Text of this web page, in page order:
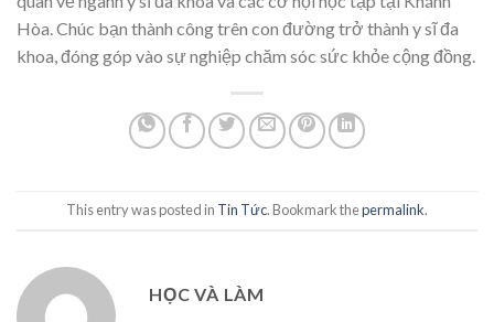
Hòa. Chúc bạn thành công trên con đường trở thành y sĩ đa
khoa, đóng góp vào sự nghiệp chăm sóc sức khỏe cộng đồng.
This entry was posted in Tin Tức. Bookmark thepermalink.
HỌC VÀ LÀM